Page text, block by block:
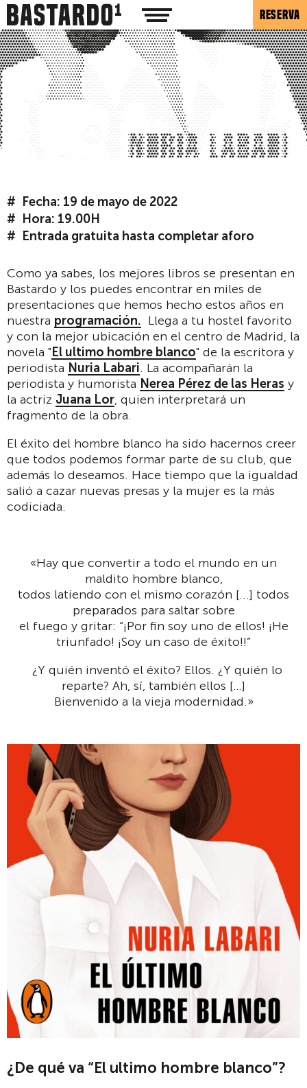
RESERVA
Fecha: 19 de mayo de 2022
Hora: 19.00H
Entrada gratuita hasta completar aforo
Como ya sabes, los mejores libros se presentan en
Bastardo y los puedes encontrar en miles de
presentaciones que hemos hecho estos años en
nuestra programación. Llega a tu hostel favorito
y con la mejor ubicación en el centro de Madrid, la
novela " El ultimo hombre blanco" de la escritora y
periodista Nuria Labari. La acompañarán la
periodista y humorista Nerea Pérez de las Heras y
la actriz Juana Lor, quien interpretará un
fragmento de la obra.
El éxito del hombre blanco ha sido hacernos creer
que todos podemos formar parte de su club, que
además lo deseamos. Hace tiempo que la igualdad
salió a cazar nuevas presas y la mujer es la más
codiciada.
«Hay que convertir a todo el mundo en un
maldito hombre blanco,
todos latiendo con el mismo corazón [...] todos
preparados para saltar sobre
el fuego y gritar: “¡Por fin soy uno de ellos! ¡He
triunfado! ¡Soy un caso de éxito!!”
¿Y quién inventó el éxito? Ellos. ¿Y quién lo
reparte? Ah, sí, también ellos […]
Bienvenido a la vieja modernidad.»
¿De qué va “El ultimo hombre blanco”?